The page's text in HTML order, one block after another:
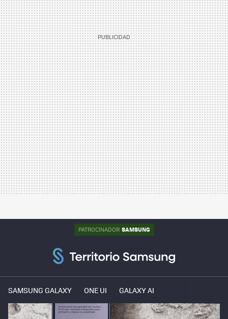
PATROCINADOR SAMSUNG
SAMSUNG GALAXY ONE UI GALAXY AI